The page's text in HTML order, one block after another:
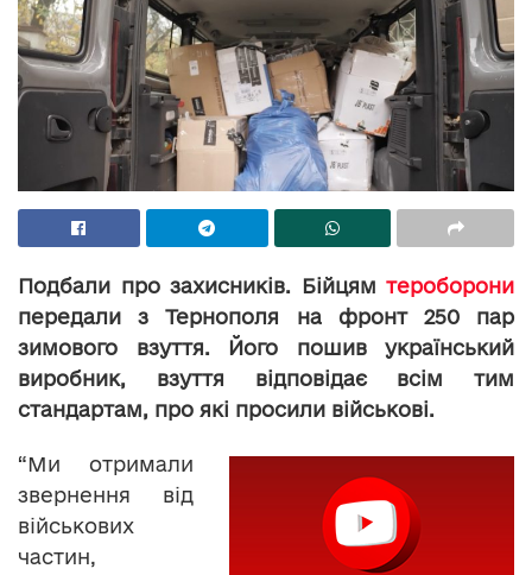
Подбали про захисників. Бійцям тероборони
передали з Тернополя на фронт 250 пар
зимового взуття. Його пошив український
виробник, взуття відповідає всім тим
стандартам, про які просили військові.
“Ми отримали
звернення від
військових
частин,